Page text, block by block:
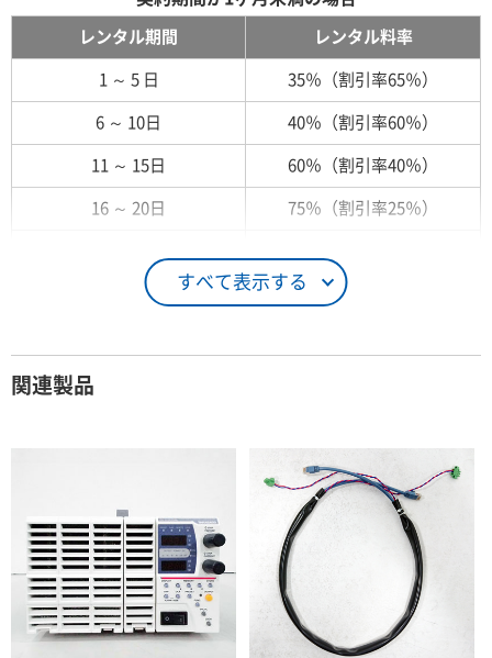
すべて表示する
レンタル期間 レンタル料率
1 ～ 5 日 35％（割引率65％）
6 ～ 10日 40％（割引率60％）
11 ～ 15日 60％（割引率40％）
16 ～ 20日 75％（割引率25％）
26日 ～ 1ヶ月 100％（割引率 0％）
90％（割引率10％）
3ヶ月 80％（割引率20％）
4ヶ月 75％（割引率25％）
5ヶ月 70％（割引率30％）
関連製品